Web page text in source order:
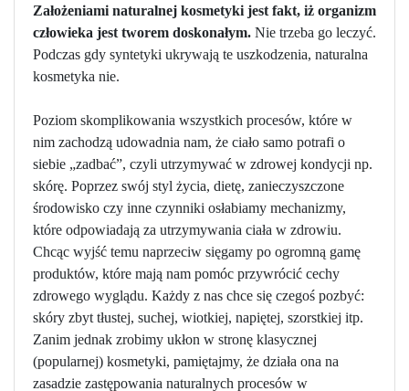
Założeniami naturalnej kosmetyki jest fakt, iż organizm
człowieka jest tworem doskonałym. Nie trzeba go leczyć.
Podczas gdy syntetyki ukrywają te uszkodzenia, naturalna
kosmetyka nie.
Poziom skomplikowania wszystkich procesów, które w
nim zachodzą udowadnia nam, że ciało samo potrafi o
siebie „zadbać”, czyli utrzymywać w zdrowej kondycji np.
skórę. Poprzez swój styl życia, dietę, zanieczyszczone
środowisko czy inne czynniki osłabiamy mechanizmy,
które odpowiadają za utrzymywania ciała w zdrowiu.
Chcąc wyjść temu naprzeciw sięgamy po ogromną gamę
produktów, które mają nam pomóc przywrócić cechy
zdrowego wyglądu. Każdy z nas chce się czegoś pozbyć:
skóry zbyt tłustej, suchej, wiotkiej, napiętej, szorstkiej itp.
Zanim jednak zrobimy ukłon w stronę klasycznej
(popularnej) kosmetyki, pamiętajmy, że działa ona na
zasadzie zastępowania naturalnych procesów w